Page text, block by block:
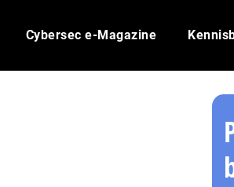
Cybersec e-Magazine